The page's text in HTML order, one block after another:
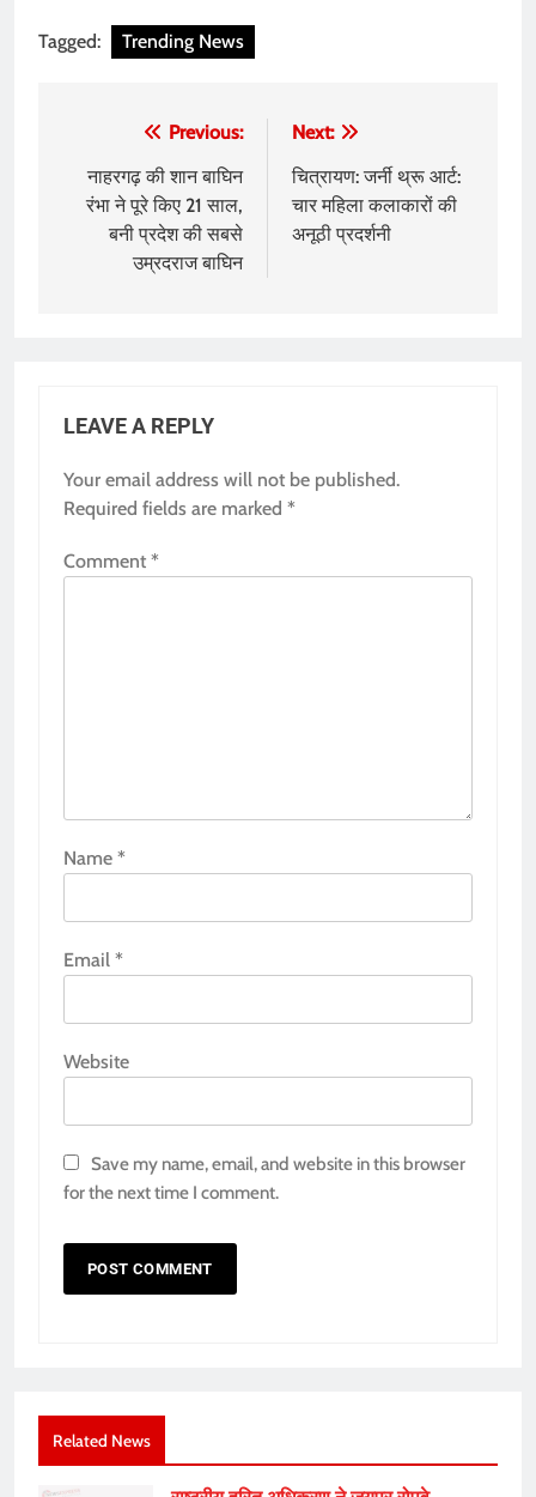
Tagged: Trending News
navigation
Previous:
नाहरगढ़ की शान बाघिन
रंभा ने पूरे किए 21 साल,
बनी प्रदेश की सबसे
उम्रदराज बाघिन
Next:
चित्रायण: जर्नी थ्रू आर्ट:
चार महिला कलाकारों की
अनूठी प्रदर्शनी
LEAVE A REPLY
Your email address will not be published.
Required fields are marked *
Comment *
Name *
Email *
Website
Save my name, email, and website in this browser
for the next time I comment.
Related News